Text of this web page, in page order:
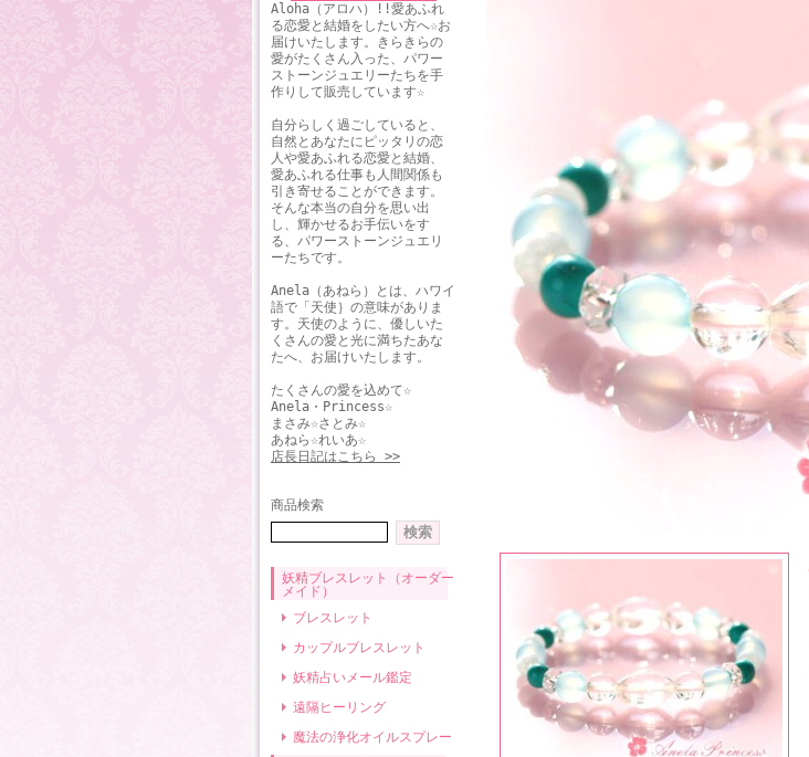
Aloha（アロハ）!!愛あふれ
る恋愛と結婚をしたい方へ☆お
届けいたします。きらきらの
愛がたくさん入った、パワー
ストーンジュエリーたちを手
作りして販売しています☆
自分らしく過ごしていると、
自然とあなたにピッタリの恋
人や愛あふれる恋愛と結婚、
愛あふれる仕事も人間関係も
引き寄せることができます。
そんな本当の自分を思い出
し、輝かせるお手伝いをす
る、パワーストーンジュエリ
ーたちです。
Anela（あねら）とは、ハワイ
語で「天使｝の意味がありま
す。天使のように、優しいた
くさんの愛と光に満ちたあな
たへ、お届けいたします。
たくさんの愛を込めて☆
Anela・Princess☆
まさみ☆さとみ☆
あねら☆れいあ☆
店長日記はこちら >>
商品検索
妖精ブレスレット（オーダー
メイド）
ブレスレット
カップルブレスレット
妖精占いメール鑑定
遠隔ヒーリング
魔法の浄化オイルスプレー